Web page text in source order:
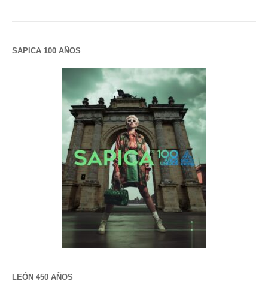
SAPICA 100 AÑOS
LEÓN 450 AÑOS